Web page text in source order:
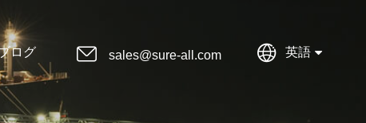
ログ  sales@sure-all.com  英語